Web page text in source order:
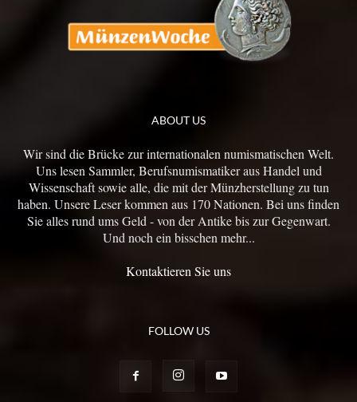
ABOUT US
Wir sind die Brücke zur internationalen numismatischen Welt.
Uns lesen Sammler, Berufsnumismatiker aus Handel und
Wissenschaft sowie alle, die mit der Münzherstellung zu tun
haben. Unsere Leser kommen aus 170 Nationen. Bei uns finden
Sie alles rund ums Geld - von der Antike bis zur Gegenwart.
Und noch ein bisschen mehr...
Kontaktieren Sie uns
FOLLOW US